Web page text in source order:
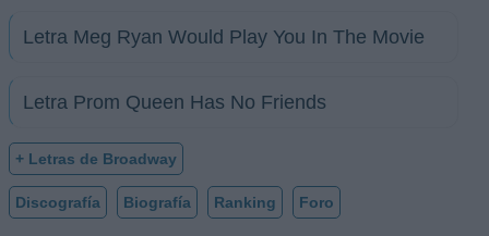
Letra Meg Ryan Would Play You In The Movie
Letra Prom Queen Has No Friends
+ Letras de Broadway
Discografía Biografía Ranking Foro